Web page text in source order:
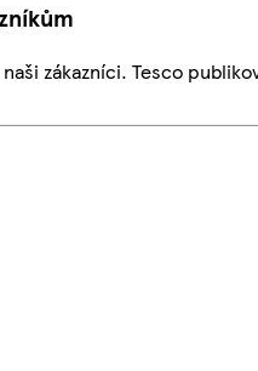
zákazníci. Tesco